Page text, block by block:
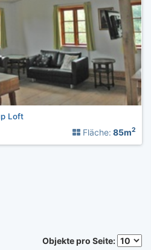
Loft
Fläche: 85m2
Objekte pro Seite: